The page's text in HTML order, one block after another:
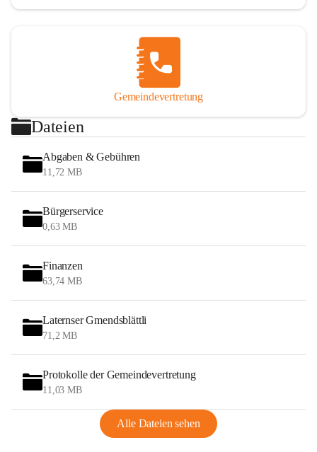
Gemeindevertretung
Dateien
Abgaben & Gebühren
11,72 MB
Bürgerservice
0,63 MB
Finanzen
63,74 MB
Laternser Gmendsblättli
71,2 MB
Protokolle der Gemeindevertretung
11,03 MB
Alle Dateien sehen